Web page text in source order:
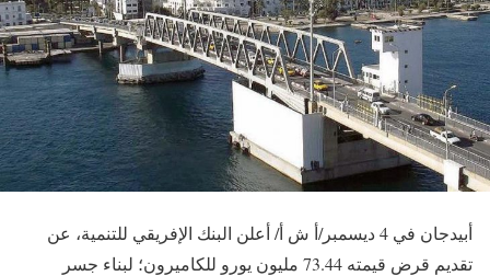
أبيدجان في 4 ديسمبر/أ ش أ/ أعلن البنك الإفريقي للتنمية، عن
تقديم قرض قيمته 73.44 مليون يورو للكاميرون؛ لبناء جسر